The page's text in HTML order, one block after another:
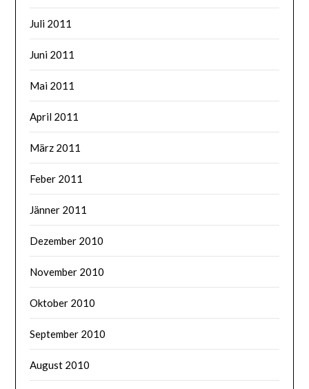
Juli 2011
Juni 2011
Mai 2011
April 2011
März 2011
Feber 2011
Jänner 2011
Dezember 2010
November 2010
Oktober 2010
September 2010
August 2010